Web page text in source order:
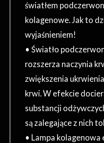
światłem
kolagenowe. Jak to
wyjaśnieniem!
• Światło
rozszerza naczynia
zwiększenia
krwi. W efekcie
substancji
są zalegające z nich
• Lampa kolagenowa